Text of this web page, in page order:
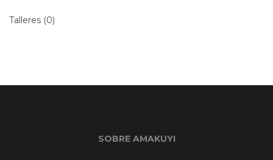
Talleres (0)
SOBRE AMAKUYI